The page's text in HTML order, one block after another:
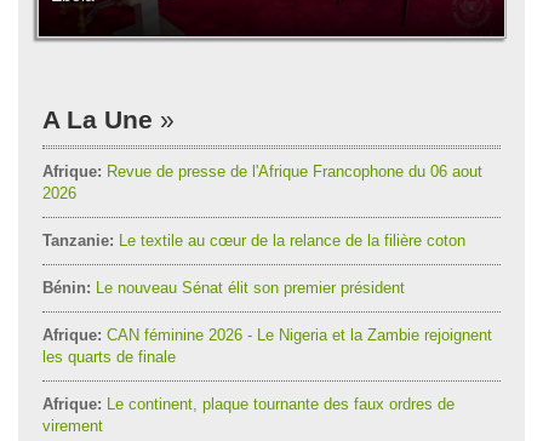
A La Une
Afrique: Revue de presse de l'Afrique Francophone du 06 aout
2026
Tanzanie: Le textile au cœur de la relance de la filière coton
Bénin: Le nouveau Sénat élit son premier président
Afrique: CAN féminine 2026 - Le Nigeria et la Zambie rejoignent
les quarts de finale
Afrique: Le continent, plaque tournante des faux ordres de
virement